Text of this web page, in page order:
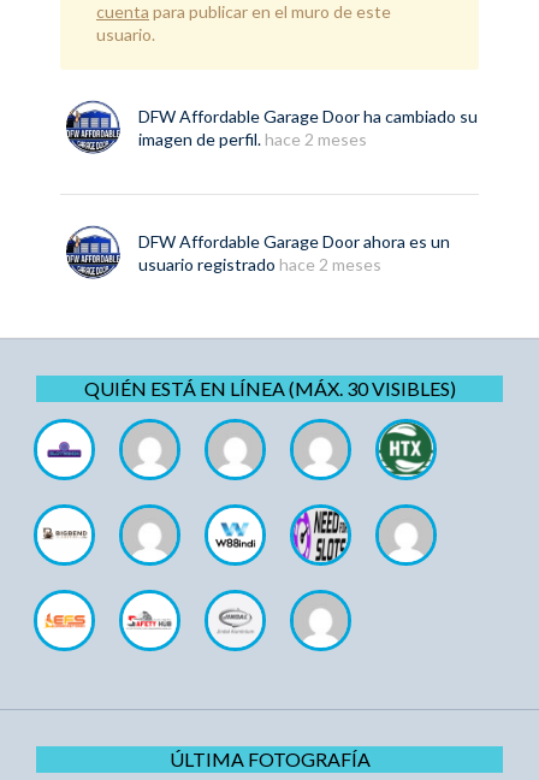
cuenta para publicar en el muro de este
usuario.
DFW Affordable Garage Doorha cambiado su
imagen de perfil. hace 2 meses
DFW Affordable Garage Doorahora es un
usuario registrado hace 2 meses
QUIÉN ESTÁ EN LÍNEA (MÁX. 30 VISIBLES)
ÚLTIMA FOTOGRAFÍA